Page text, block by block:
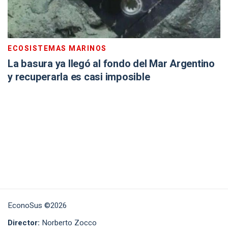
ECOSISTEMAS MARINOS
La basura ya llegó al fondo del Mar Argentino
y recuperarla es casi imposible
EconoSus ©2026
Director: Norberto Zocco